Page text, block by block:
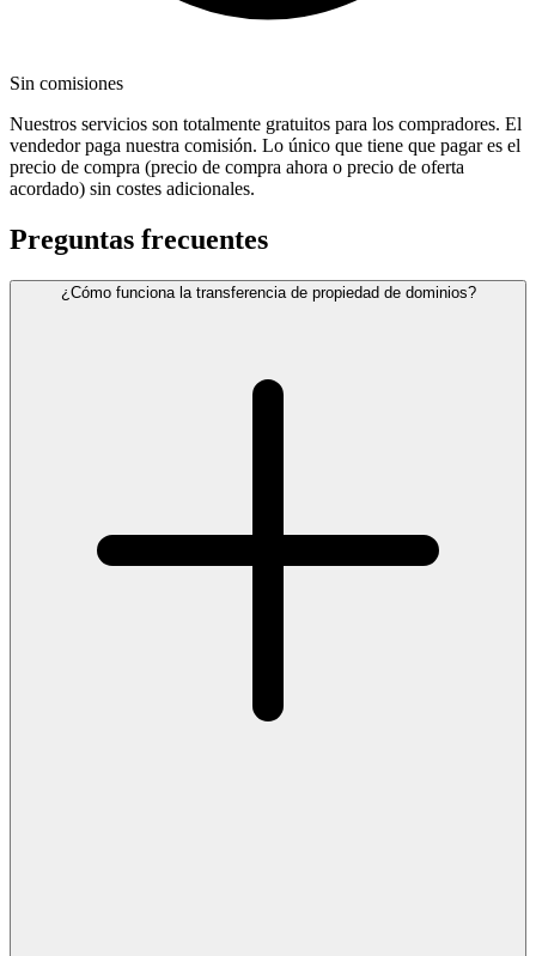
Sin comisiones
Nuestros servicios son totalmente gratuitos para los compradores. El
vendedor paga nuestra comisión. Lo único que tiene que pagar es el
precio de compra (precio de compra ahora o precio de oferta
acordado) sin costes adicionales.
Preguntas frecuentes
¿Cómo funciona la transferencia de propiedad de dominios?